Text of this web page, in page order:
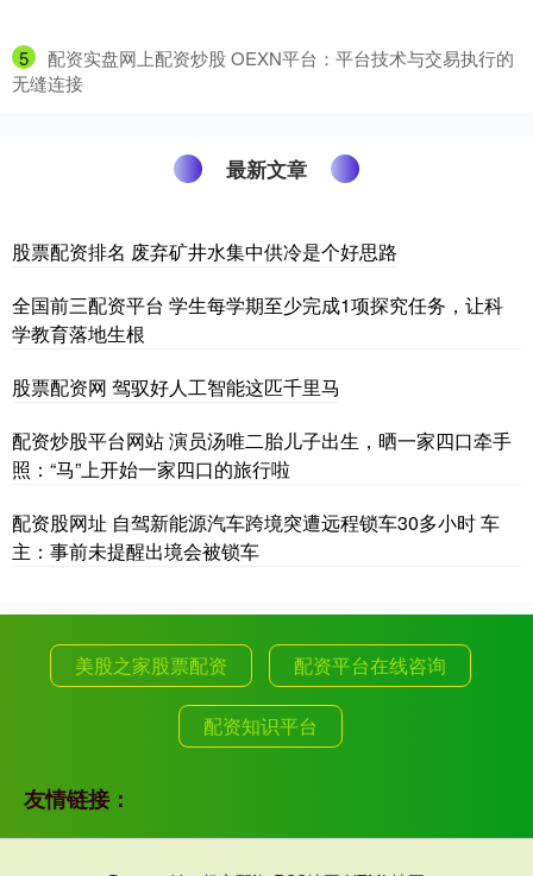
5
​配资实盘网上配资炒股 OEXN平台：平台技术与交易执行的
无缝连接
最新文章
股票配资排名 废弃矿井水集中供冷是个好思路
全国前三配资平台 学生每学期至少完成1项探究任务，让科
学教育落地生根
股票配资网 驾驭好人工智能这匹千里马
配资炒股平台网站 演员汤唯二胎儿子出生，晒一家四口牵手
照：“马”上开始一家四口的旅行啦
配资股网址 自驾新能源汽车跨境突遭远程锁车30多小时 车
主：事前未提醒出境会被锁车
美股之家股票配资 配资平台在线咨询
配资知识平台
友情链接：